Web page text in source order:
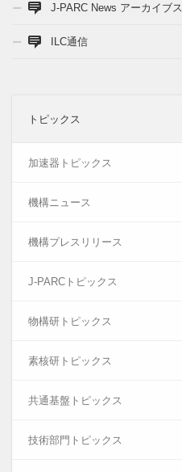
J-PARC News アーカイブス
ILC通信
トピックス
加速器トピックス
機構ニュース
機構プレスリリース
J-PARCトピックス
物構研トピックス
素核研トピックス
共通基盤トピックス
技術部門トピックス